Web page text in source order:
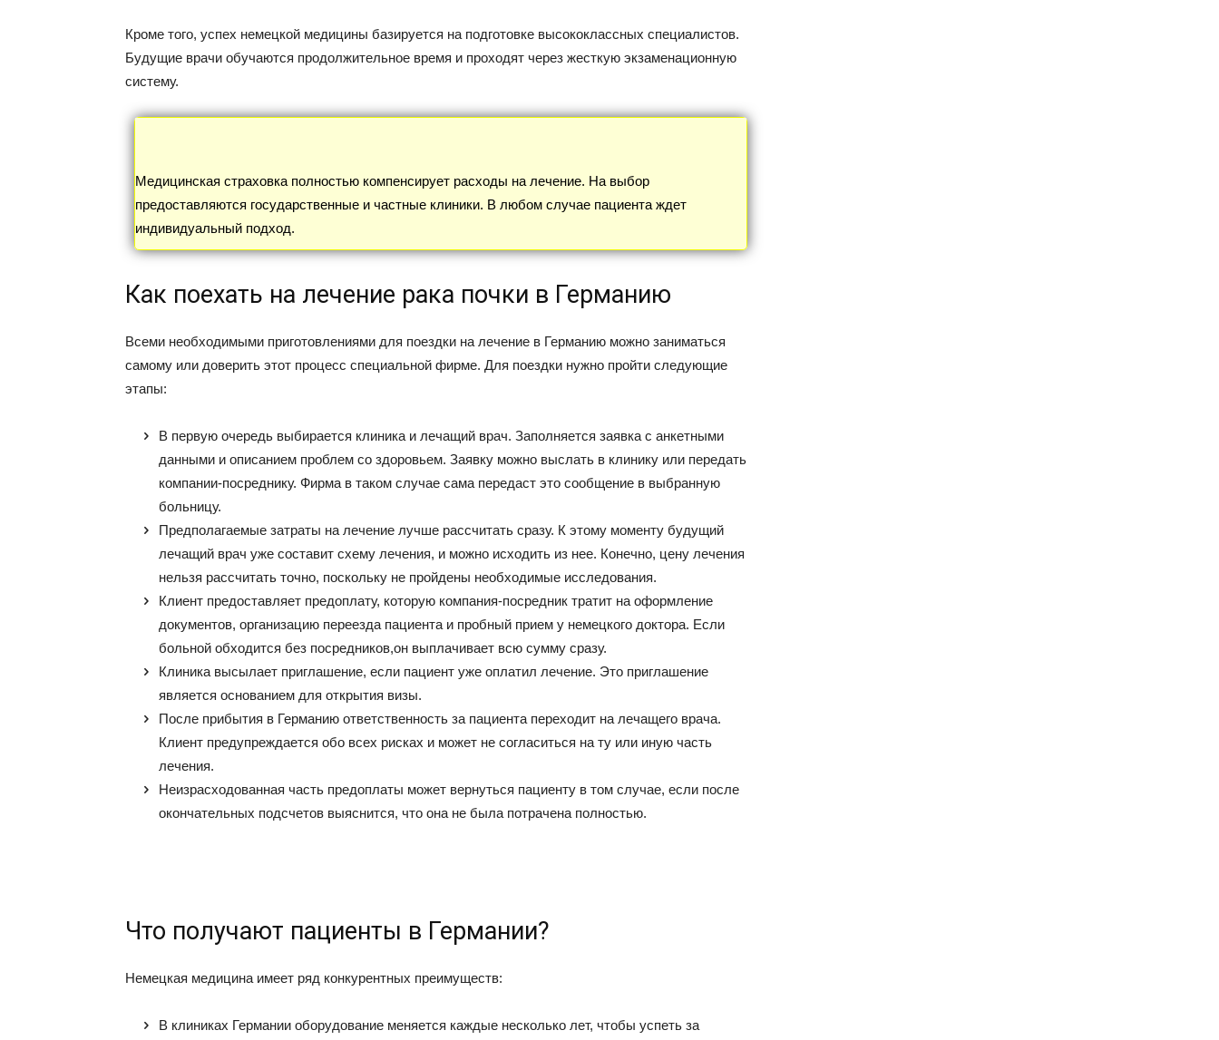
Кроме того, успех немецкой медицины базируется на подготовке высококлассных специалистов.
Будущие врачи обучаются продолжительное время и проходят через жесткую экзаменационную
систему.
Медицинская страховка полностью компенсирует расходы на лечение. На выбор
предоставляются государственные и частные клиники. В любом случае пациента ждет
индивидуальный подход.
Как поехать на лечение рака почки в Германию
Всеми необходимыми приготовлениями для поездки на лечение в Германию можно заниматься
самому или доверить этот процесс специальной фирме. Для поездки нужно пройти следующие
этапы:
В первую очередь выбирается клиника и лечащий врач. Заполняется заявка с анкетными
данными и описанием проблем со здоровьем. Заявку можно выслать в клинику или передать
компании-посреднику. Фирма в таком случае сама передаст это сообщение в выбранную
больницу.
Предполагаемые затраты на лечение лучше рассчитать сразу. К этому моменту будущий
лечащий врач уже составит схему лечения, и можно исходить из нее. Конечно, цену лечения
нельзя рассчитать точно, поскольку не пройдены необходимые исследования.
Клиент предоставляет предоплату, которую компания-посредник тратит на оформление
документов, организацию переезда пациента и пробный прием у немецкого доктора. Если
больной обходится без посредников,он выплачивает всю сумму сразу.
Клиника высылает приглашение, если пациент уже оплатил лечение. Это приглашение
является основанием для открытия визы.
После прибытия в Германию ответственность за пациента переходит на лечащего врача.
Клиент предупреждается обо всех рисках и может не согласиться на ту или иную часть
лечения.
Неизрасходованная часть предоплаты может вернуться пациенту в том случае, если после
окончательных подсчетов выяснится, что она не была потрачена полностью.
Что получают пациенты в Германии?
Немецкая медицина имеет ряд конкурентных преимуществ:
В клиниках Германии оборудование меняется каждые несколько лет, чтобы успеть за